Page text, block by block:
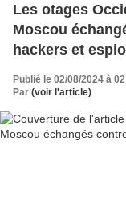
Les otages
Moscou
hackers et
Publié le 02/08/2024 à
Par (voir l'article)